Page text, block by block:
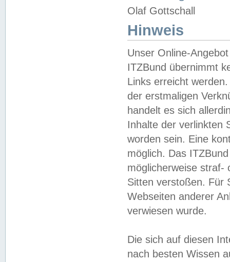
Olaf Gottschall
Hinweis
Unser Online-
ITZBund übernimmt
Links erreicht
der erstmaligen
handelt es sich
Inhalte der verlinkten
worden sein. Eine
möglich. Das
möglicherweise straf-
Sitten verstoßen. Für
Webseiten anderer
verwiesen wurde.
Die sich auf diesen
nach besten Wissen